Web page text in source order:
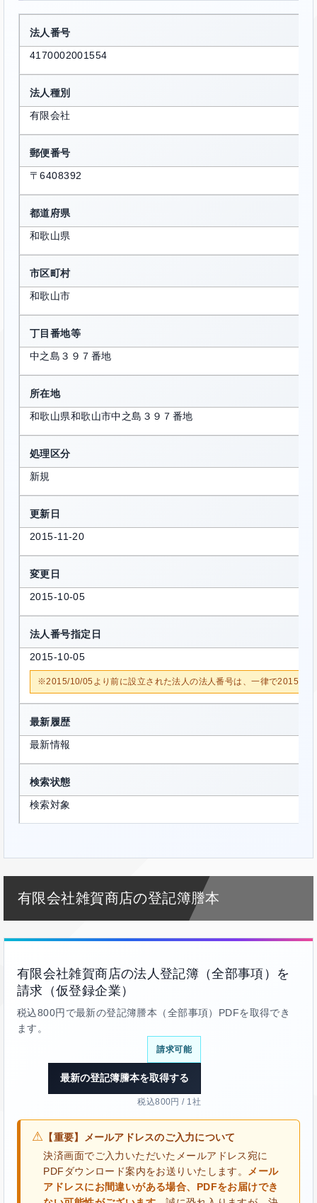
法人番号
4170002001554
法人種別
有限会社
郵便番号
〒6408392
都道府県
和歌山県
市区町村
和歌山市
丁目番地等
中之島３９７番地
所在地
和歌山県和歌山市中之島３９７番地
処理区分
新規
更新日
2015-11-20
変更日
2015-10-05
法人番号指定日
2015-10-05
※2015/10/05より前に設立された法人の法人番号は、一律で2015/10/
最新履歴
最新情報
検索状態
検索対象
有限会社雑賀商店の登記簿謄本
有限会社雑賀商店の法人登記簿（全部事項）を
請求（仮登録企業）
税込800円で最新の登記簿謄本（全部事項）PDFを取得でき
ます。
請求可能
最新の登記簿謄本を取得する
税込800円 / 1社
⚠ 【重要】メールアドレスのご入力について
決済画面でご入力いただいたメールアドレス宛に
PDFダウンロード案内をお送りいたします。
メール
アドレスにお間違いがある場合、PDFをお届けでき